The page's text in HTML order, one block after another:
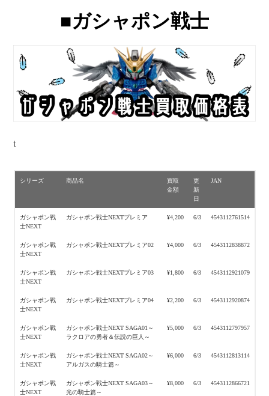
■ガシャポン戦士
t
シリーズ 商品名
買取
金額
更
新
日
JAN
ガシャポン戦
士NEXT
ガシャポン戦士NEXTプレミア ¥4,200 6/3 4543112761514
ガシャポン戦
士NEXT
ガシャポン戦士NEXTプレミア02 ¥4,000 6/3 4543112838872
ガシャポン戦
士NEXT
ガシャポン戦士NEXTプレミア03 ¥1,800 6/3 4543112921079
ガシャポン戦
士NEXT
ガシャポン戦士NEXTプレミア04 ¥2,200 6/3 4543112920874
ガシャポン戦
士NEXT
ガシャポン戦士NEXT SAGA01～
ラクロアの勇者＆伝説の巨人～
¥5,000 6/3 4543112797957
ガシャポン戦
士NEXT
ガシャポン戦士NEXT SAGA02～
アルガスの騎士篇～
¥6,000 6/3 4543112813114
ガシャポン戦
士NEXT
ガシャポン戦士NEXT SAGA03～
光の騎士篇～
¥8,000 6/3 4543112866721